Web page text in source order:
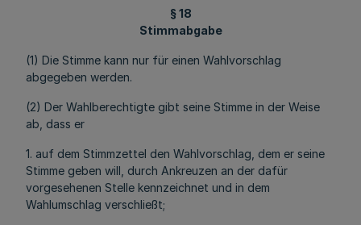
§ 18
Stimmabgabe
(1) Die Stimme kann nur für einen Wahlvorschlag
abgegeben werden.
(2) Der Wahlberechtigte gibt seine Stimme in der Weise
ab, dass er
1. auf dem Stimmzettel den Wahlvorschlag, dem er seine
Stimme geben will, durch Ankreuzen an der dafür
vorgesehenen Stelle kennzeichnet und in dem
Wahlumschlag verschließt;